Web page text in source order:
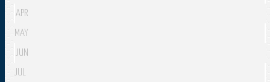
APR
MAY
JUN
JUL